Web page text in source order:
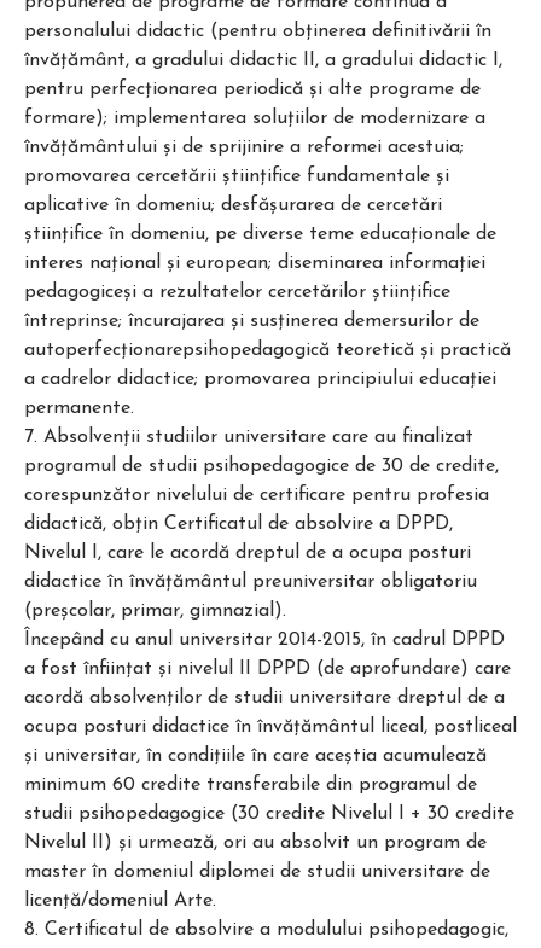
personalului didactic (pentru obţinerea definitivării în
învăţământ, a gradului didactic II, a gradului didactic I,
pentru perfecţionarea periodică şi alte programe de
formare); implementarea soluţiilor de modernizare a
învăţământului şi de sprijinire a reformei acestuia;
promovarea cercetării ştiinţifice fundamentale şi
aplicative în domeniu; desfăşurarea de cercetări
ştiinţifice în domeniu, pe diverse teme educaţionale de
interes naţional şi european; diseminarea informaţiei
pedagogiceşi a rezultatelor cercetărilor ştiinţifice
întreprinse; încurajarea şi susţinerea demersurilor de
autoperfecţionarepsihopedagogică teoretică şi practică
a cadrelor didactice; promovarea principiului educaţiei
permanente.
7. Absolvenţii studiilor universitare care au finalizat
programul de studii psihopedagogice de 30 de credite,
corespunzător nivelului de certificare pentru profesia
didactică, obțin Certificatul de absolvire a DPPD,
Nivelul I, care le acordă dreptul de a ocupa posturi
didactice în învățământul preuniversitar obligatoriu
(preșcolar, primar, gimnazial).
Începând cu anul universitar 2014-2015, în cadrul DPPD
a fost înființat şi nivelul II DPPD (de aprofundare) care
acordă absolvenţilor de studii universitare dreptul de a
ocupa posturi didactice în învăţământul liceal, postliceal
şi universitar, în condiţiile în care aceştia acumulează
minimum 60 credite transferabile din programul de
studii psihopedagogice (30 credite Nivelul I + 30 credite
Nivelul II) şi urmează, ori au absolvit un program de
master în domeniul diplomei de studii universitare de
licenţă/domeniul Arte.
8. Certificatul de absolvire a modulului psihopedagogic,